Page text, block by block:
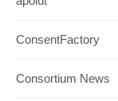
ConsentFactory
Consortium News